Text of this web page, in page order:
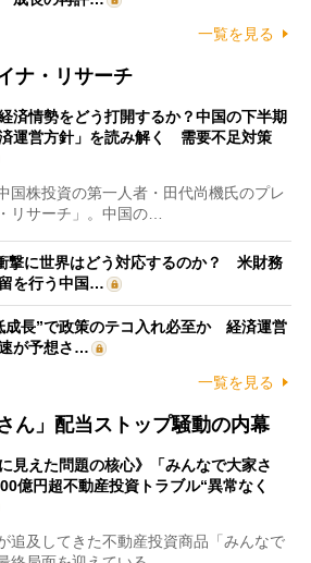
一覧を見る
ナ・リサーチ
済情勢をどう打開するか？中国の下半期
運営方針」を読み解く 需要不足対策
株投資の第一人者・田代尚機氏のプレ
リサーチ」。中国の…
撃に世界はどう対応するのか？ 米財務
を行う中国…
成長”で政策のテコ入れ必至か 経済運営
が予想さ…
一覧を見る
ん」配当ストップ騒動の内幕
に見えた問題の核心》「みんなで大家さ
億円超不動産投資トラブル“異常なく
追及してきた不動産投資商品「みんなで